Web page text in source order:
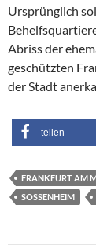
Ursprünglich
Abriss der
geschützten
der Stadt
teilen
FRANKFURT AM
SOSSENHEIM